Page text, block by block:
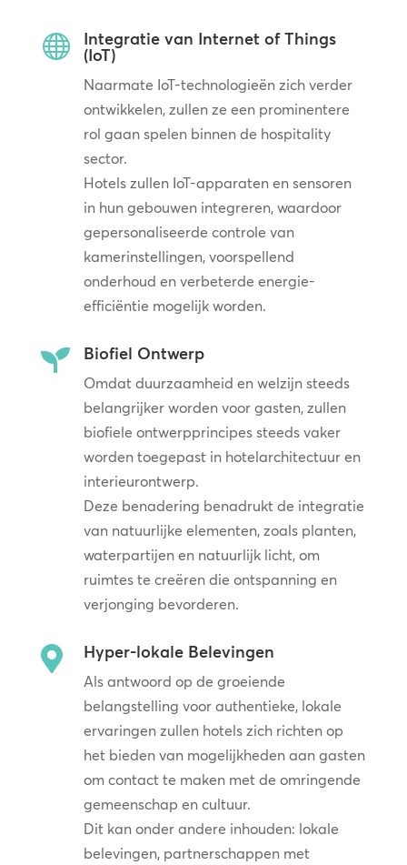
 Integratie van Internet of Things
(IoT)
Naarmate IoT-technologieën zich verder
ontwikkelen, zullen ze een prominentere
rol gaan spelen binnen de hospitality
sector.
Hotels zullen IoT-apparaten en sensoren
in hun gebouwen integreren, waardoor
gepersonaliseerde controle van
kamerinstellingen, voorspellend
onderhoud en verbeterde energie-
efficiëntie mogelijk worden.
 Biofiel Ontwerp
Omdat duurzaamheid en welzijn steeds
belangrijker worden voor gasten, zullen
biofiele ontwerpprincipes steeds vaker
worden toegepast in hotelarchitectuur en
interieurontwerp.
Deze benadering benadrukt de integratie
van natuurlijke elementen, zoals planten,
waterpartijen en natuurlijk licht, om
ruimtes te creëren die ontspanning en
verjonging bevorderen.
 Hyper-lokale Belevingen
Als antwoord op de groeiende
belangstelling voor authentieke, lokale
ervaringen zullen hotels zich richten op
het bieden van mogelijkheden aan gasten
om contact te maken met de omringende
gemeenschap en cultuur.
Dit kan onder andere inhouden: lokale
belevingen, partnerschappen met